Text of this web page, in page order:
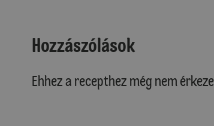
Hozzászólások
Ehhez a recepthez még nem